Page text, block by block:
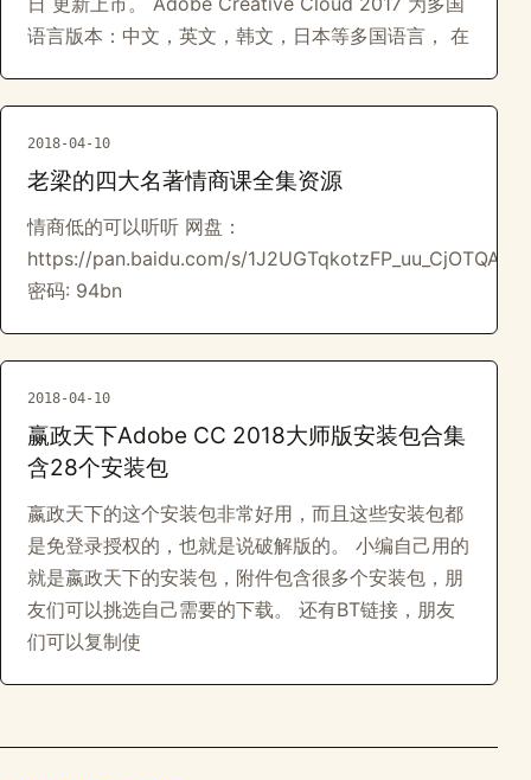
语言版本：中文，英文，韩文，日本等多国语言， 在
2018-04-10
老梁的四大名著情商课全集资源
情商低的可以听听 网盘：
https://pan.baidu.com/s/1J2UGTqkotzFP_uu_CjOTQA
密码: 94bn
2018-04-10
赢政天下Adobe CC 2018大师版安装包合集
含28个安装包
嬴政天下的这个安装包非常好用，而且这些安装包都
是免登录授权的，也就是说破解版的。 小编自己用的
就是嬴政天下的安装包，附件包含很多个安装包，朋
友们可以挑选自己需要的下载。 还有BT链接，朋友
们可以复制使